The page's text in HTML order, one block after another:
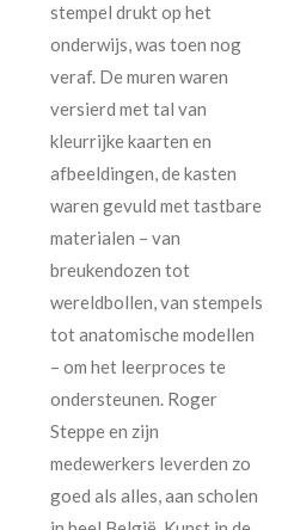
stempel drukt op het
onderwijs, was toen nog
veraf. De muren waren
versierd met tal van
kleurrijke kaarten en
afbeeldingen, de kasten
waren gevuld met tastbare
materialen – van
breukendozen tot
wereldbollen, van stempels
tot anatomische modellen
– om het leerproces te
ondersteunen. Roger
Steppe en zijn
medewerkers leverden zo
goed als alles, aan scholen